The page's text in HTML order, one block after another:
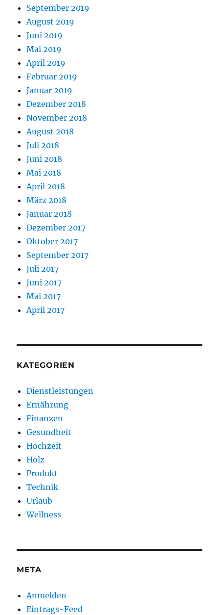
September 2019
August 2019
Juni 2019
Mai 2019
April 2019
Februar 2019
Januar 2019
Dezember 2018
November 2018
August 2018
Juli 2018
Juni 2018
Mai 2018
April 2018
März 2018
Januar 2018
Dezember 2017
Oktober 2017
September 2017
Juli 2017
Juni 2017
Mai 2017
April 2017
KATEGORIEN
Dienstleistungen
Ernährung
Finanzen
Gesundheit
Hochzeit
Holz
Produkt
Technik
Urlaub
Wellness
META
Anmelden
Eintrags-Feed